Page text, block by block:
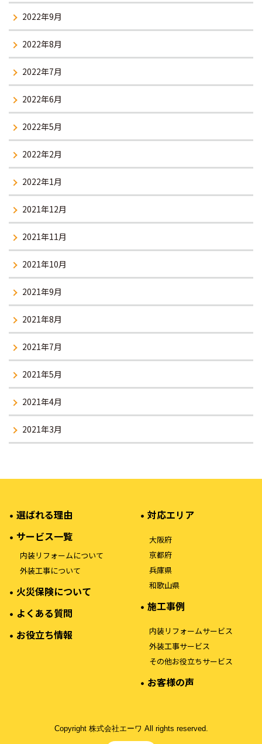
2022年9月
2022年8月
2022年7月
2022年6月
2022年5月
2022年2月
2022年1月
2021年12月
2021年11月
2021年10月
2021年9月
2021年8月
2021年7月
2021年5月
2021年4月
2021年3月
選ばれる理由
サービス一覧
内装リフォームについて
外装工事について
火災保険について
よくある質問
お役立ち情報
対応エリア
大阪府
京都府
兵庫県
和歌山県
施工事例
内装リフォームサービス
外装工事サービス
その他お役立ちサービス
お客様の声
Copyright 株式会社エーワ All rights reserved.